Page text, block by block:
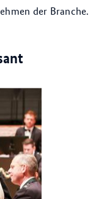
der Branche.